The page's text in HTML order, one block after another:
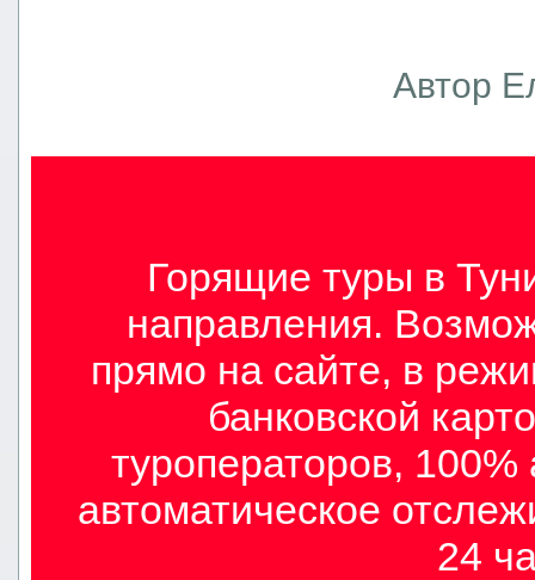
Автор
Горящие туры в
направления.
прямо на сайте, в
банковской
туроператоров,
автоматическое
24